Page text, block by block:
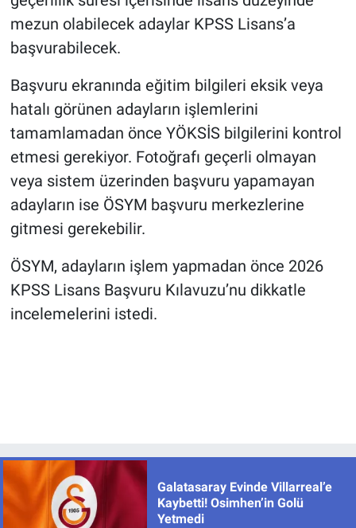
mezun olabilecek adaylar KPSS Lisans’a
başvurabilecek.
Başvuru ekranında eğitim bilgileri eksik veya
hatalı görünen adayların işlemlerini
tamamlamadan önce YÖKSİS bilgilerini kontrol
etmesi gerekiyor. Fotoğrafı geçerli olmayan
veya sistem üzerinden başvuru yapamayan
adayların ise ÖSYM başvuru merkezlerine
gitmesi gerekebilir.
ÖSYM, adayların işlem yapmadan önce 2026
KPSS Lisans Başvuru Kılavuzu’nu dikkatle
incelemelerini istedi.
Galatasaray Evinde Villarreal’e
Kaybetti! Osimhen’in Golü
Yetmedi